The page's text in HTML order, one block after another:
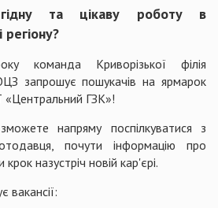
та цікаву роботу в
регіону?
команда Криворізької філія
запрошує пошукачів на ярмарок
«Центральний ГЗК»!
напряму поспілкуватися з
почути інформацію про
назустріч новій кар'єрі.
вакансії: